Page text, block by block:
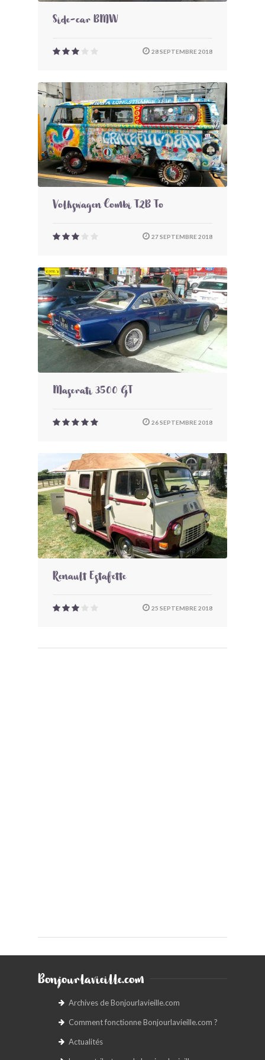
Side-car BMW
28 SEPTEMBRE 2018
Volkswagen Combi T2B To
27 SEPTEMBRE 2018
Maserati 3500 GT
26 SEPTEMBRE 2018
Renault Estafette
25 SEPTEMBRE 2018
Bonjourlavieille.com
Archives de Bonjourlavieille.com
Comment fonctionne Bonjourlavieille.com ?
Actualités